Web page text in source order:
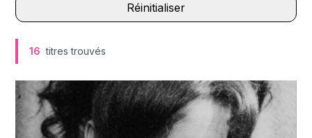
Réinitialiser
16 titres trouvés